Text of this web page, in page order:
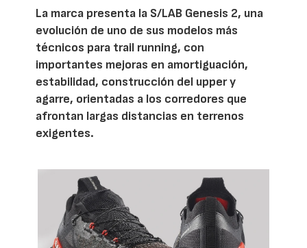
La marca presenta la S/LAB Genesis 2, una
evolución de uno de sus modelos más
técnicos para trail running, con
importantes mejoras en amortiguación,
estabilidad, construcción del upper y
agarre, orientadas a los corredores que
afrontan largas distancias en terrenos
exigentes.